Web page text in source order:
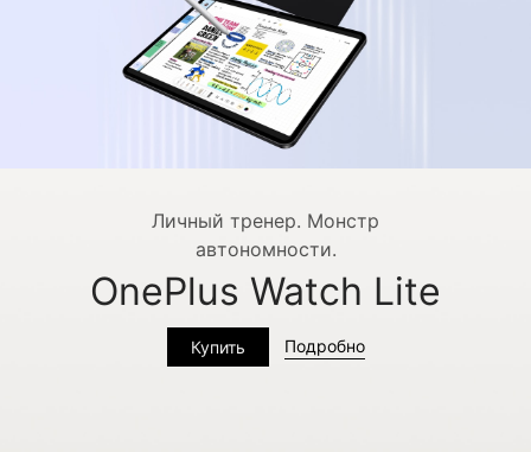
Личный тренер. Монстр
автономности.
OnePlus Watch Lite
Купить Подробно